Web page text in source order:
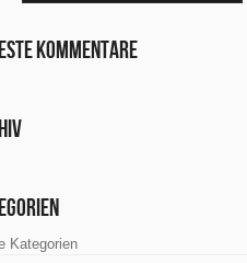
Kommentare
Kategorien